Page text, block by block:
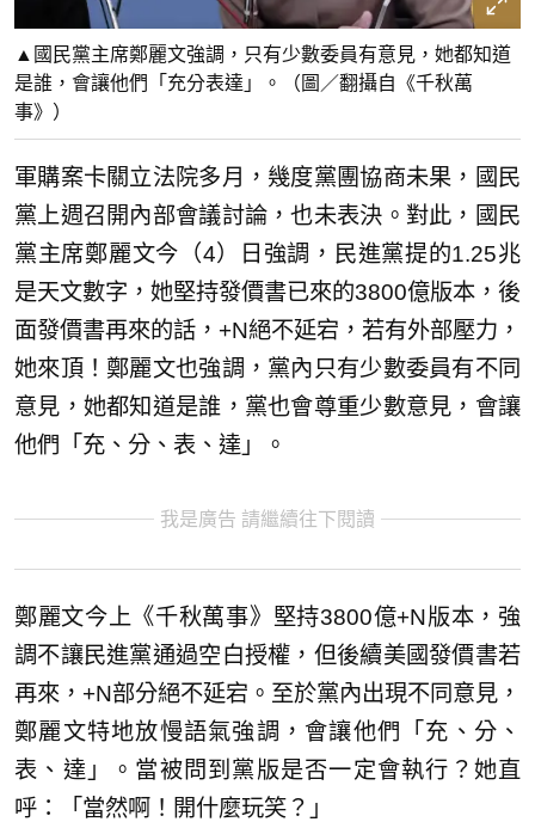
▲國民黨主席鄭麗文強調，只有少數委員有意見，她都知道
是誰，會讓他們「充分表達」。（圖／翻攝自《千秋萬
事》）
軍購案卡關立法院多月，幾度黨團協商未果，國民
黨上週召開內部會議討論，也未表決。對此，國民
黨主席鄭麗文今（4）日強調，民進黨提的1.25兆
是天文數字，她堅持發價書已來的3800億版本，後
面發價書再來的話，+N絕不延宕，若有外部壓力，
她來頂！鄭麗文也強調，黨內只有少數委員有不同
意見，她都知道是誰，黨也會尊重少數意見，會讓
他們「充、分、表、達」。
我是廣告 請繼續往下閱讀
鄭麗文今上《千秋萬事》堅持3800億+N版本，強
調不讓民進黨通過空白授權，但後續美國發價書若
再來，+N部分絕不延宕。至於黨內出現不同意見，
鄭麗文特地放慢語氣強調，會讓他們「充、分、
表、達」。當被問到黨版是否一定會執行？她直
呼：「當然啊！開什麼玩笑？」